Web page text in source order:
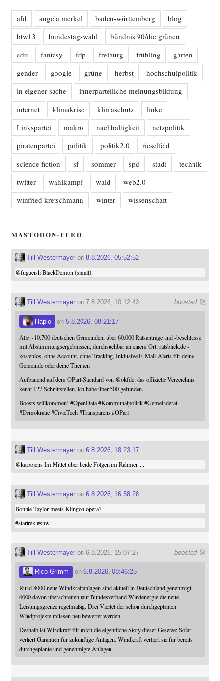
afd angela merkel baden-württemberg
blog
btw13
bundestagswahl
bündnis 90/die grünen
cdu
fantasy fdp freiburg frühling
garten
gender
google grüne herbst
hochschulpolitik
in eigener sache
innerparteiliche meinungsbildung
internet
klimakrise klimaschutz
linke
Linkspartei
makro nachhaltigkeit
netzpolitik
piratenpartei
politik politik2.0
rieselfeld
science fiction
sf sommer spd stadt
technik
twitter
wahlkampf wald
web2.0
winfried kretschmann
winter wissenschaft
MASTODON-FEED
Till Westermayeron 8.8.2026, 05:52:52
@fugueishBlackDemon (small).
boosted 🚀
Till Westermayeron 7.8.2026, 10:12:43
Haplo on 5.8.2026, 08:21:17
Alle ~10.700 deutschen Gemeinden, über 60.000 Ratsanträge und -beschlüsse
mit Abstimmungsergebnissen, durchsuchbar an einem Ort: ratsblick.de -
kostenlos, ohne Account, ohne Tracking, Inklusive E-Mail-Alerts für deine
Gemeinde oder deine Themen
Aufbauend auf dem OParl-Standard von @okfde: das offizielle Verzeichnis
kennt 127 Schnittstellen, ich habe über 500 gefunden.
Boosts willkommen! #OpenData #Kommunalpolitik #Gemeinderat
#Demokratie #CivicTech #Transparenz #OParl
Till Westermayeron 6.8.2026, 18:23:17
@kaibojensIm Mittel über beide Folgen im Rahmen ...
Till Westermayeron 6.8.2026, 16:58:28
Bonnie Taylor meets Klingon opera?
#startrek #snw
boosted 🚀
Till Westermayeron 6.8.2026, 15:07:27
Rico Grimm on 6.8.2026, 08:46:25
Rund 8000 neue Windkraftanlagen sind aktuell in Deutschland genehmigt.
6000 davon überschreiten laut Bundesverband Windenergie die neue
Leistungsgrenze regelmäßig. Drei Viertel der schon durchgeplanten
Windprojekte müssen neu bewertet werden.
Deshalb ist Windkraft für mich die eigentliche Story dieser Gesetze: Solar
verliert Garantien für zukünftige Anlagen. Windkraft verliert sie für bereits
durchgeplante und genehmigte Anlagen.